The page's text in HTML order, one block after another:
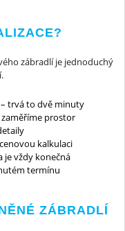
zábradlí je jednoduchý
– trvá to dvě minuty
zaměříme prostor
kalkulaci
je vždy konečná
termínu
ZÁBRADLÍ